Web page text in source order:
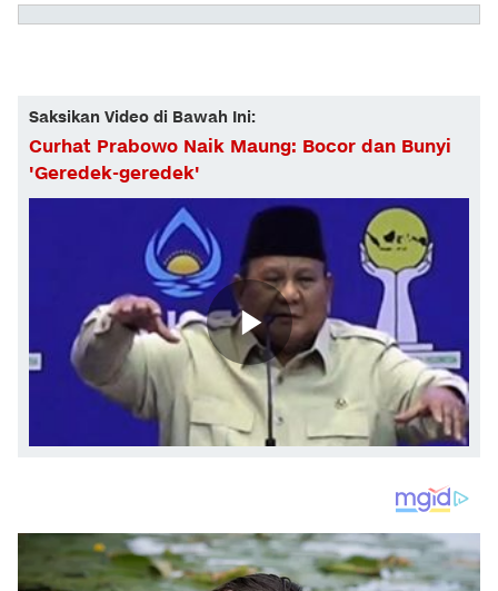
Saksikan Video di Bawah Ini:
Curhat Prabowo Naik Maung: Bocor dan Bunyi
'Geredek-geredek'